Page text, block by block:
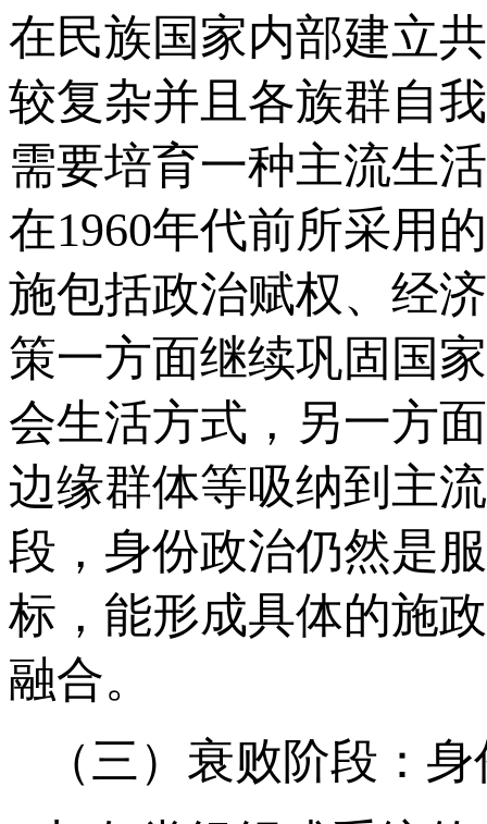
在民族国家内部建立
较复杂并且各族群自
需要培育一种主流生
在1960年代前所采用
施包括政治赋权、经
策一方面继续巩固国
会生活方式，另一方
边缘群体等吸纳到主
段，身份政治仍然是
标，能形成具体的施
融合。
（三）衰败阶段：